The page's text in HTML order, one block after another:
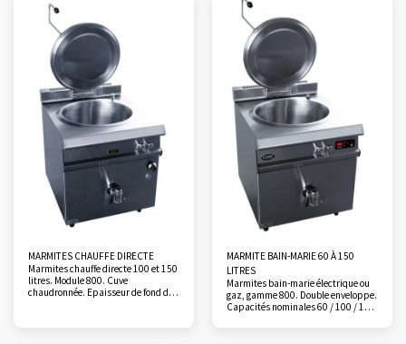
MARMITES CHAUFFE DIRECTE
Marmites chauffe directe 100 et 150
litres. Module 800. Cuve
chaudronnée. Epaisseur de fond de
en façade. Chauffage par châssis de
MARMITE BAIN-MARIE 60 À 150
LITRES
Marmites bain-marie électrique ou
gaz, gamme 800. Double enveloppe.
Capacités nominales 60 / 100 / 150
diamètre 603 mm, profondeurs 360